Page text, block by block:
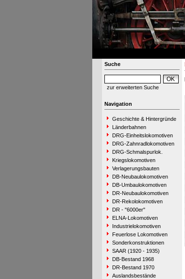
Suche
zur erweiterten Suche
Navigation
Geschichte & Hintergründe
Länderbahnen
DRG-Einheitslokomotiven
DRG-Zahnradlokomotiven
DRG-Schmalspurlok.
Kriegslokomotiven
Verlagerungsbauten
DB-Neubaulokomotiven
DB-Umbaulokomotiven
DR-Neubaulokomotiven
DR-Rekolokomotiven
DR - "6000er"
ELNA-Lokomotiven
Industrielokomotiven
Feuerlose Lokomotiven
Sonderkonstruktionen
SAAR (1920 - 1935)
DB-Bestand 1968
DR-Bestand 1970
Auslandsbestände